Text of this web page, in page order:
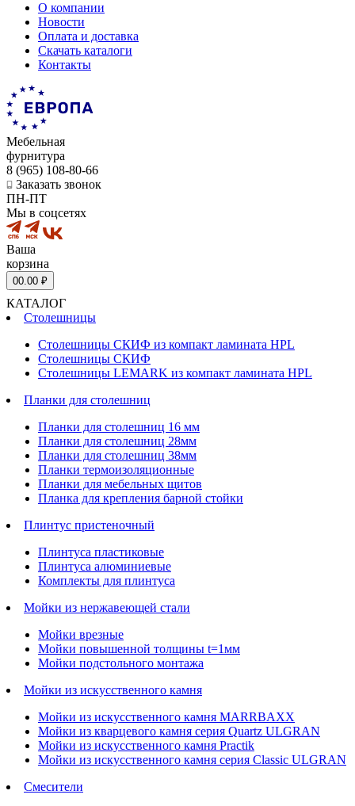
О компании
Новости
Оплата и доставка
Скачать каталоги
Контакты
Мебельная
фурнитура
8 (965) 108-80-66
Заказать звонок
ПН-ПТ
Мы в соцсетях
Ваша
корзина
00.00 ₽
КАТАЛОГ
Столешницы
Столешницы СКИФ из компакт ламината HPL
Столешницы СКИФ
Столешницы LEMARK из компакт ламината HPL
Планки для столешниц
Планки для столешниц 16 мм
Планки для столешниц 28мм
Планки для столешниц 38мм
Планки термоизоляционные
Планки для мебельных щитов
Планка для крепления барной стойки
Плинтус пристеночный
Плинтуса пластиковые
Плинтуса алюминиевые
Комплекты для плинтуса
Мойки из нержавеющей стали
Мойки врезные
Мойки повышенной толщины t=1мм
Мойки подстольного монтажа
Мойки из искусственного камня
Мойки из искусственного камня MARRBAXX
Мойки из кварцевого камня серия Quartz ULGRAN
Мойки из искусственного камня Practik
Мойки из искусственного камня серия Classic ULGRAN
Смесители